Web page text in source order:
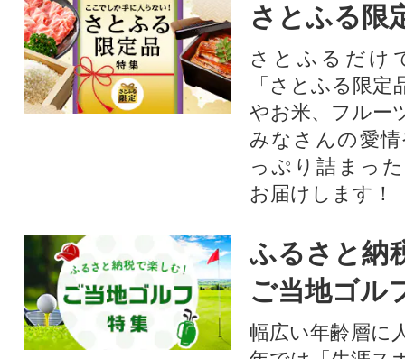
さとふる限
さとふるだけ
「さとふる限
やお米、フルー
みなさんの愛
っぷり詰まっ
お届けします！
ふるさと納
ご当地ゴル
幅広い年齢層に